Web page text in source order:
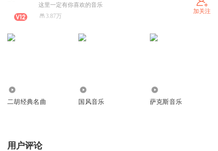
这里一定有你喜欢的音乐
3.87万
加关注
二胡经典名曲 国风音乐 萨克斯音乐
用户评论